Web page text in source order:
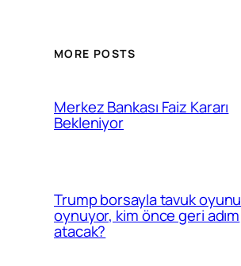
MORE POSTS
Merkez Bankası Faiz Kararı
Bekleniyor
Trump borsayla tavuk oyunu
oynuyor, kim önce geri adım
atacak?